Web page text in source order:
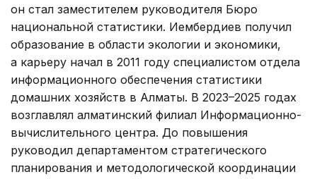
он стал заместителем руководителя Бюро
национальной статистики. Иембердиев получил
образование в области экологии и экономики,
а карьеру начал в 2011 году специалистом отдела
информационного обеспечения статистики
домашних хозяйств в Алматы. В 2023–2025 годах
возглавлял алматинский филиал Информационно-
вычислительного центра. До повышения
руководил департаментом стратегического
планирования и методологической координации